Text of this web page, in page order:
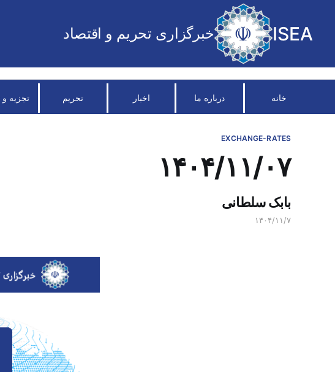
ISEA خبرگزاری تحریم و اقتصاد
خانه درباره ما اخبار تحریم تجزیه و
EXCHANGE-RATES
۱۴۰۴/۱۱/۰۷
بابک سلطانی
۱۴۰۴/۱۱/۷